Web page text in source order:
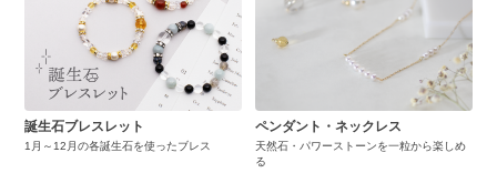
誕生石ブレスレット
1月～12月の各誕生石を使ったブレス
ペンダント・ネックレス
天然石・パワーストーンを一粒から楽しめ
る